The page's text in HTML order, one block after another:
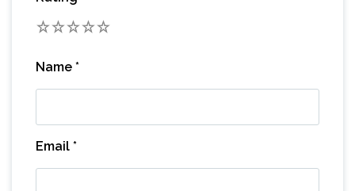
5
4
3
2
Name *
Email *